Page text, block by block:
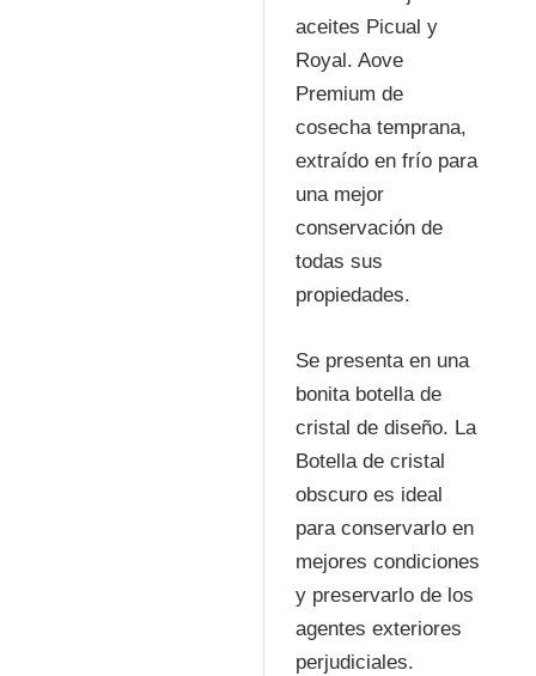
aceites Picual y
Royal. Aove
Premium de
cosecha temprana,
extraído en frío para
una mejor
conservación de
todas sus
propiedades.
Se presenta en una
bonita botella de
cristal de diseño. La
Botella de cristal
obscuro es ideal
para conservarlo en
mejores condiciones
y preservarlo de los
agentes exteriores
perjudiciales.